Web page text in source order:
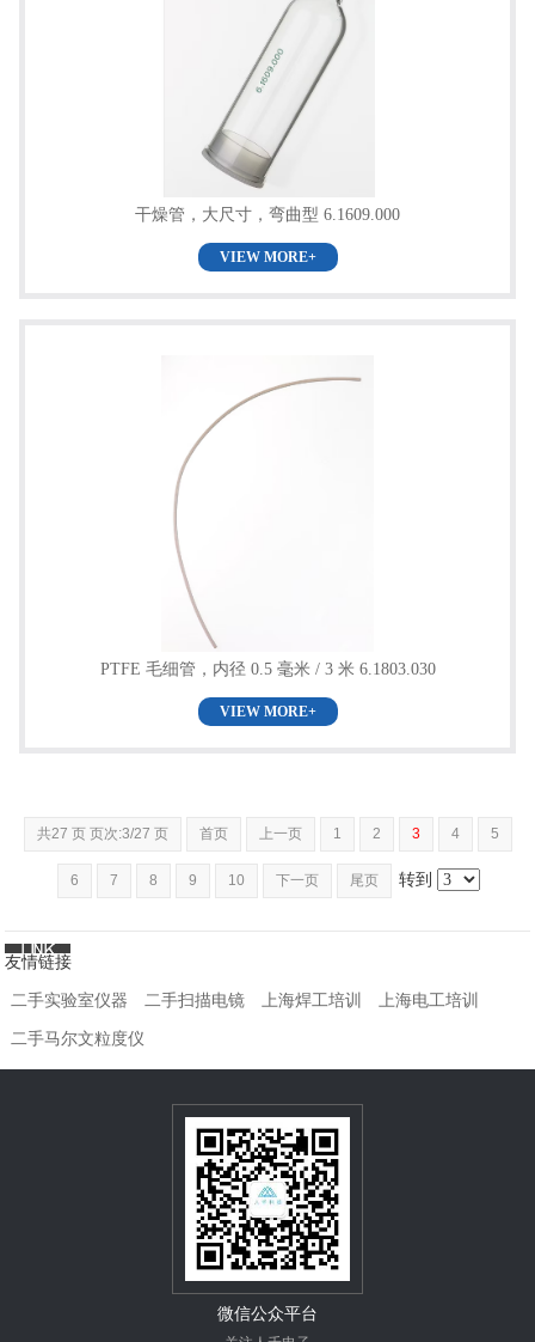
干燥管，大尺寸，弯曲型 6.1609.000
VIEW MORE+
PTFE 毛细管，内径 0.5 毫米 / 3 米 6.1803.030
VIEW MORE+
共27 页 页次:3/27 页 首页 上一页 1 2 3 4 5
6 7 8 9 10 下一页 尾页 转到
友情链接
二手实验室仪器 二手扫描电镜 上海焊工培训 上海电工培训
二手马尔文粒度仪
微信公众平台